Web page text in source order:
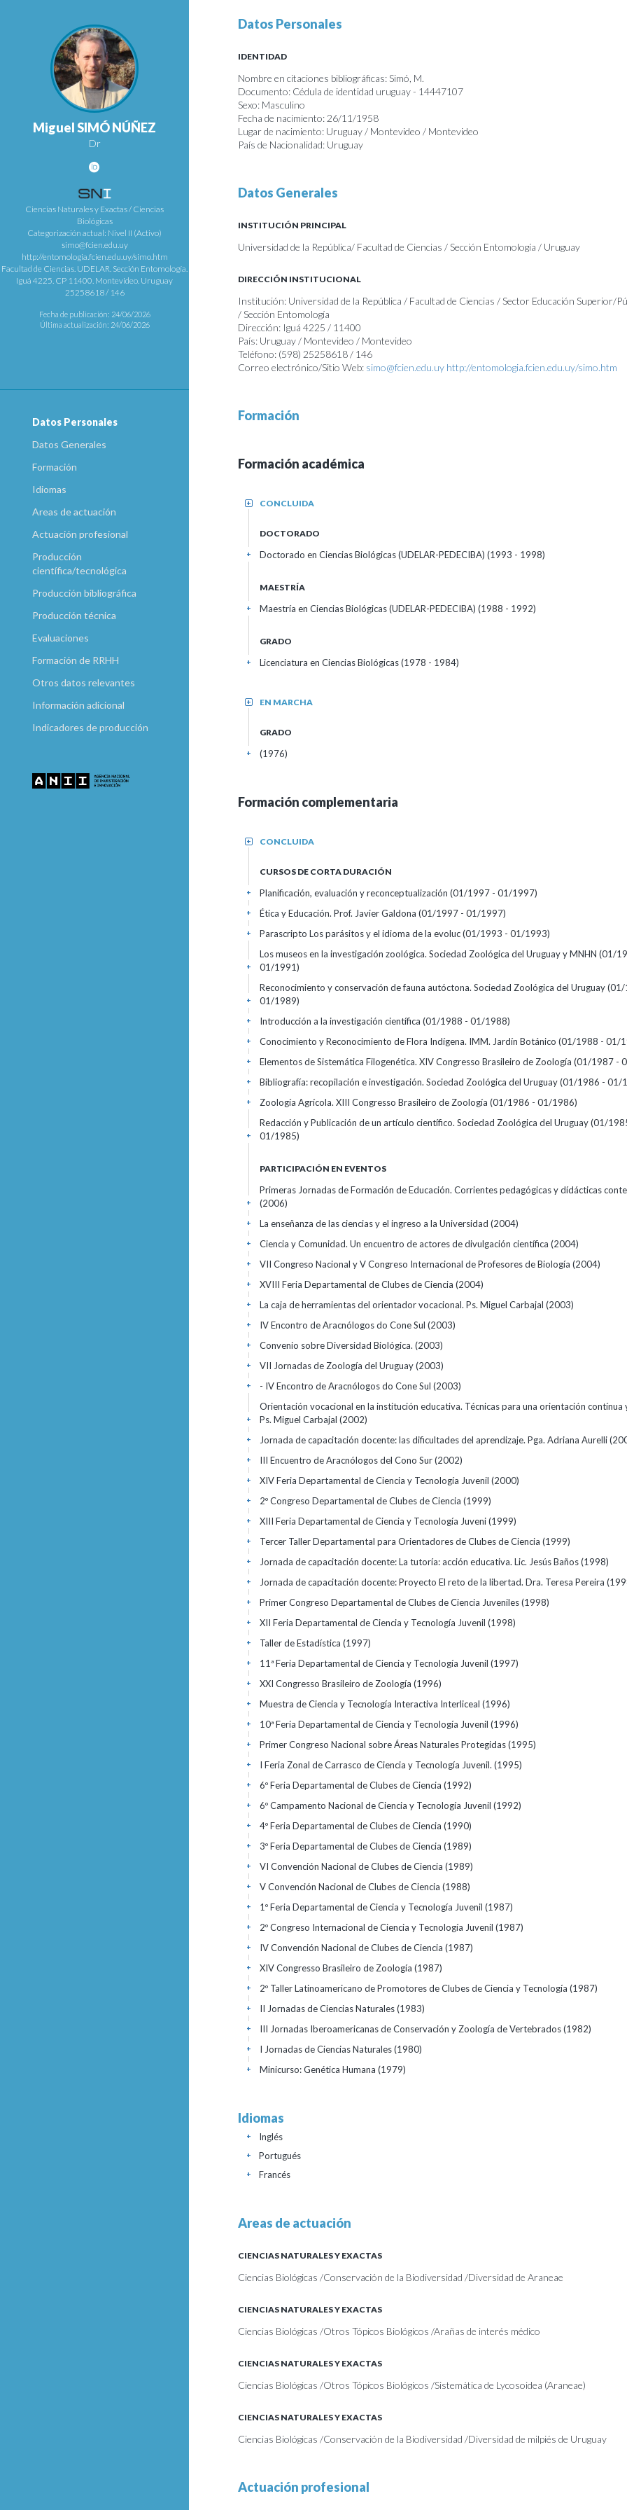
Miguel SIMÓ NÚÑEZ
Dr
Ciencias Naturales y Exactas / Ciencias
Biológicas
Categorización actual: Nivel II (Activo)
simo@fcien.edu.uy
http://entomologia.fcien.edu.uy/simo.htm
Facultad de Ciencias. UDELAR. Sección Entomología.
Iguá 4225. CP 11400. Montevideo. Uruguay
25258618 / 146
Fecha de publicación: 24/06/2026
Última actualización: 24/06/2026
Datos Personales
Datos Generales
Formación
Idiomas
Areas de actuación
Actuación profesional
Producción
científica/tecnológica
Producción bibliográfica
Producción técnica
Evaluaciones
Formación de RRHH
Otros datos relevantes
Información adicional
Indicadores de producción
Datos Personales
IDENTIDAD
Nombre en citaciones bibliográficas: Simó, M.
Documento: Cédula de identidad uruguay - 14447107
Sexo: Masculino
Fecha de nacimiento: 26/11/1958
Lugar de nacimiento: Uruguay / Montevideo / Montevideo
País de Nacionalidad: Uruguay
Datos Generales
INSTITUCIÓN PRINCIPAL
Universidad de la República/ Facultad de Ciencias / Sección Entomología / Uruguay
DIRECCIÓN INSTITUCIONAL
Institución: Universidad de la República / Facultad de Ciencias / Sector Educación Superior/
/ Sección Entomología
Dirección: Iguá 4225 / 11400
País: Uruguay / Montevideo / Montevideo
Teléfono: (598) 25258618 / 146
Correo electrónico/Sitio Web: simo@fcien.edu.uy http://entomologia.fcien.edu.uy/simo.htm
Formación
Formación académica
CONCLUIDA
+
DOCTORADO
Doctorado en Ciencias Biológicas (UDELAR-PEDECIBA) (1993 - 1998)
+
MAESTRÍA
Maestría en Ciencias Biológicas (UDELAR-PEDECIBA) (1988 - 1992)
+
GRADO
Licenciatura en Ciencias Biológicas (1978 - 1984)
+
EN MARCHA
+
GRADO
(1976)
+
Formación complementaria
CONCLUIDA
+
CURSOS DE CORTA DURACIÓN
Planificación, evaluación y reconceptualización (01/1997 - 01/1997)
+
Ética y Educación. Prof. Javier Galdona (01/1997 - 01/1997)
+
Parascripto Los parásitos y el idioma de la evoluc(01/1993 - 01/1993)
+
Los museos en la investigación zoológica. Sociedad Zoológica del Uruguay y MNHN (01/
01/1991)
+
Reconocimiento y conservación de fauna autóctona. Sociedad Zoológica del Uruguay(01/
01/1989)
+
Introducción a la investigación científica (01/1988 - 01/1988)
+
Conocimiento y Reconocimiento de Flora Indígena. IMM. Jardín Botánico (01/1988 - 01/
+
Elementos de Sistemática Filogenética. XIV Congresso Brasileiro de Zoología (01/1987 -
+
Bibliografía: recopilación e investigación. Sociedad Zoológica del Uruguay(01/1986 - 01/
+
Zoología Agrícola. XIII Congresso Brasileiro de Zoología (01/1986 - 01/1986)
+
Redacción y Publicación de un artículo científico. Sociedad Zoológica del Uruguay(01/
01/1985)
+
PARTICIPACIÓN EN EVENTOS
Primeras Jornadas de Formación de Educación. Corrientes pedagógicas y dídácticas
(2006)
+
La enseñanza de las ciencias y el ingreso a la Universidad (2004)
+
Ciencia y Comunidad. Un encuentro de actores de divulgación científica (2004)
+
VII Congreso Nacional y V Congreso Internacional de Profesores de Biología (2004)
+
XVIII Feria Departamental de Clubes de Ciencia (2004)
+
La caja de herramientas del orientador vocacional. Ps. Miguel Carbajal (2003)
+
IV Encontro de Aracnólogos do Cone Sul (2003)
+
Convenio sobre Diversidad Biológica. (2003)
+
VII Jornadas de Zoología del Uruguay(2003)
+
- IV Encontro de Aracnólogos do Cone Sul (2003)
+
Orientación vocacional en la institución educativa. Técnicas para una orientación contínua
Ps. Miguel Carbajal (2002)
+
Jornada de capacitación docente: las dificultades del aprendizaje. Pga. Adriana Aurelli
+
III Encuentro de Aracnólogos del Cono Sur(2002)
+
XIV Feria Departamental de Ciencia y Tecnología Juvenil (2000)
+
2º Congreso Departamental de Clubes de Ciencia (1999)
+
XIII Feria Departamental de Ciencia y Tecnología Juveni(1999)
+
Tercer Taller Departamental para Orientadores de Clubes de Ciencia (1999)
+
Jornada de capacitación docente: La tutoría: acción educativa. Lic. Jesús Baños(1998)
+
Jornada de capacitación docente: Proyecto El reto de la libertad. Dra. Teresa Pereira
+
Primer Congreso Departamental de Clubes de Ciencia Juveniles(1998)
+
XII Feria Departamental de Ciencia y Tecnología Juvenil (1998)
+
Taller de Estadística (1997)
+
11ª Feria Departamental de Ciencia y Tecnología Juvenil (1997)
+
XXI Congresso Brasileiro de Zoología (1996)
+
Muestra de Ciencia y Tecnología Interactiva Interliceal (1996)
+
10ª Feria Departamental de Ciencia y Tecnología Juvenil (1996)
+
Primer Congreso Nacional sobre Áreas Naturales Protegidas(1995)
+
I Feria Zonal de Carrasco de Ciencia y Tecnología Juvenil. (1995)
+
6º Feria Departamental de Clubes de Ciencia (1992)
+
6º Campamento Nacional de Ciencia y Tecnología Juvenil (1992)
+
4º Feria Departamental de Clubes de Ciencia (1990)
+
3º Feria Departamental de Clubes de Ciencia (1989)
+
VI Convención Nacional de Clubes de Ciencia (1989)
+
V Convención Nacional de Clubes de Ciencia (1988)
+
1º Feria Departamental de Ciencia y Tecnología Juvenil (1987)
+
2º Congreso Internacional de Ciencia y Tecnología Juvenil (1987)
+
IV Convención Nacional de Clubes de Ciencia (1987)
+
XIV Congresso Brasileiro de Zoología (1987)
+
2º Taller Latinoamericano de Promotores de Clubes de Ciencia y Tecnología (1987)
+
II Jornadas de Ciencias Naturales(1983)
+
III Jornadas Iberoamericanas de Conservación y Zoología de Vertebrados(1982)
+
I Jornadas de Ciencias Naturales(1980)
+
Minicurso: Genética Humana (1979)
+
Idiomas
Inglés
+
Portugués
+
Francés
+
Areas de actuación
CIENCIAS NATURALES Y EXACTAS
Ciencias Biológicas /Conservación de la Biodiversidad /Diversidad de Araneae
CIENCIAS NATURALES Y EXACTAS
Ciencias Biológicas /Otros Tópicos Biológicos /Arañas de interés médico
CIENCIAS NATURALES Y EXACTAS
Ciencias Biológicas /Otros Tópicos Biológicos /Sistemática de Lycosoidea (Araneae)
CIENCIAS NATURALES Y EXACTAS
Ciencias Biológicas /Conservación de la Biodiversidad /Diversidad de milpiés de Uruguay
Actuación profesional